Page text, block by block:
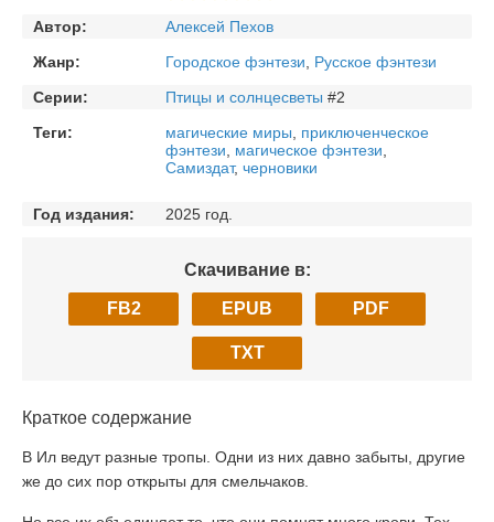
Автор:
Алексей Пехов
Жанр:
Городское фэнтези, Русское фэнтези
Серии:
Птицы и солнцесветы #2
Теги:
магические миры, приключенческое
фэнтези, магическое фэнтези,
Самиздат, черновики
Год издания: 2025 год.
Скачивание в:
FB2 EPUB PDF
TXT
Краткое содержание
В Ил ведут разные тропы. Одни из них давно забыты, другие
же до сих пор открыты для смельчаков.